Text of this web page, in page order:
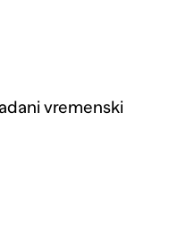
vremenski